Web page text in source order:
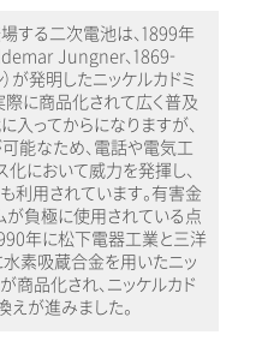
する二次電池は、1899年
Jungner、1869-
が発明したニッケルカドミ
際に商品化されて広く普及
入ってからになりますが、
能なため、電話や電気工
化において威力を発揮し、
利用されています。有害金
が負極に使用されている点
年に松下電器工業と三洋
水素吸蔵合金を用いたニッ
商品化され、ニッケルカド
えが進みました。